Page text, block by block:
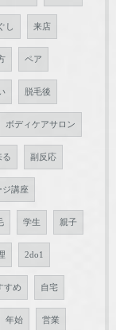
し 来店
ペア
脱毛後
ボディケアサロン
る 副反応
ジ講座
学生 親子
2do1
すめ 自宅
年始 営業